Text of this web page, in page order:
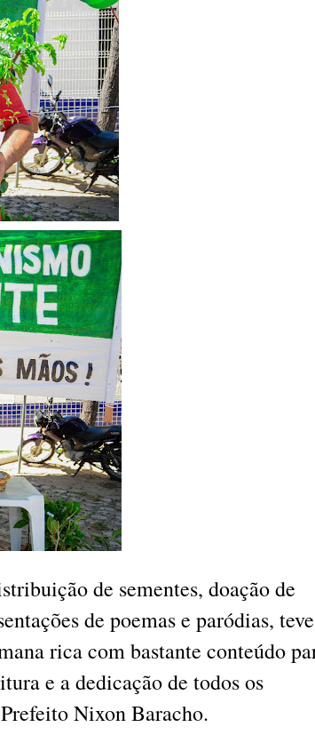
de sementes, doação de
de poemas e paródias, teve
rica com bastante conteúdo
e a dedicação de todos os
Nixon Baracho.